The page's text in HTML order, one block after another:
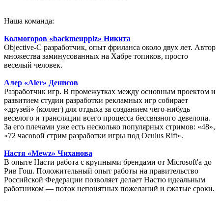
Наша команда:
Колмогоров «backmeupplz» Никита
Objective-C разработчик, опыт фриланса около двух лет. Автор
множества заминусованных на Хабре топиков, просто
веселый человек.
Алер «Aler» Денисов
Разработчик игр. В промежутках между основным проектом и
развитием студии разработки рекламных игр собирает
«друзей» (коллег) для отдыха за созданием чего-нибудь
веселого и трансляции всего процесса бессвязного девелопа.
За его плечами уже есть несколько популярных стримов: «48»,
«72 часовой стрим разработки игры под Oculus Rift».
Настя «Mewz» Чиханова
В опыте Насти работа с крупными брендами от Microsoft'а до
Рив Гош. Положительный опыт работы на правительство
Российской Федерации позволяет делает Настю идеальным
работником — поток непонятных пожеланий и сжатые сроки.